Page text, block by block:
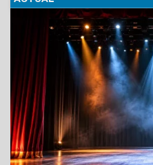
05/06/2026 Presentación
Folklore, Danzas Árabes,
Taekwondo. El show se
junio a las 20 horas, en el
Leguizamón 812.